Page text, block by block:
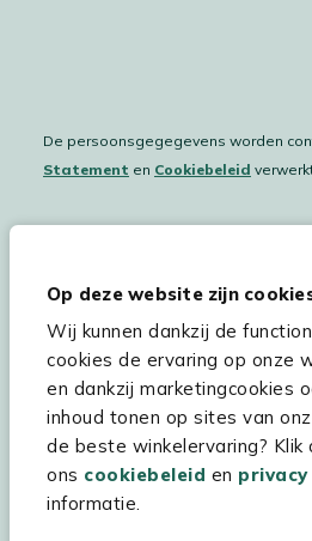
Op deze website zijn
Wij kunnen dankzij de
cookies de ervaring op onze
en dankzij marketingcookies
inhoud tonen op sites van
de beste winkelervaring? Klik
ons cookiebeleid en
informatie.
De persoonsgegegevens worden
Statement en Cookiebeleid
Hulp & service
Assortiment
Kees Smit Tuinmeubelen
Experience Stores XXL